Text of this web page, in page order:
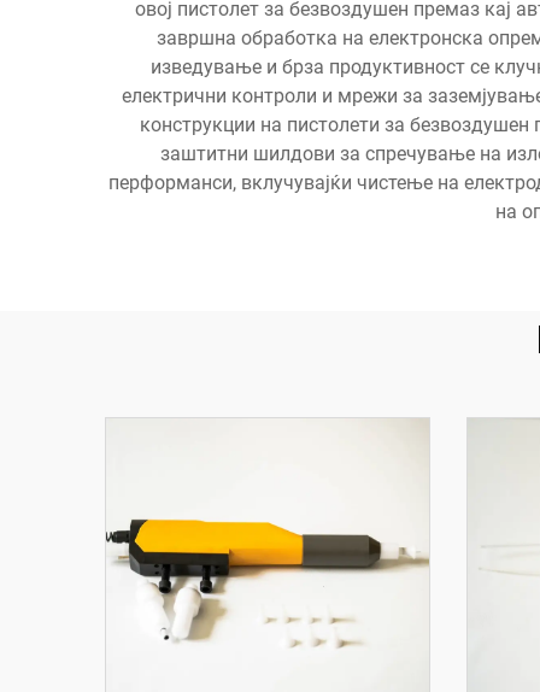
овој пистолет за безвоздушен премаз кај
завршна обработка на електронска
изведување и брза продуктивност се
електрични контроли и мрежи за
конструкции на пистолети за
заштитни шилдови за спречување на
перформанси, вклучувајќи чистење на
на